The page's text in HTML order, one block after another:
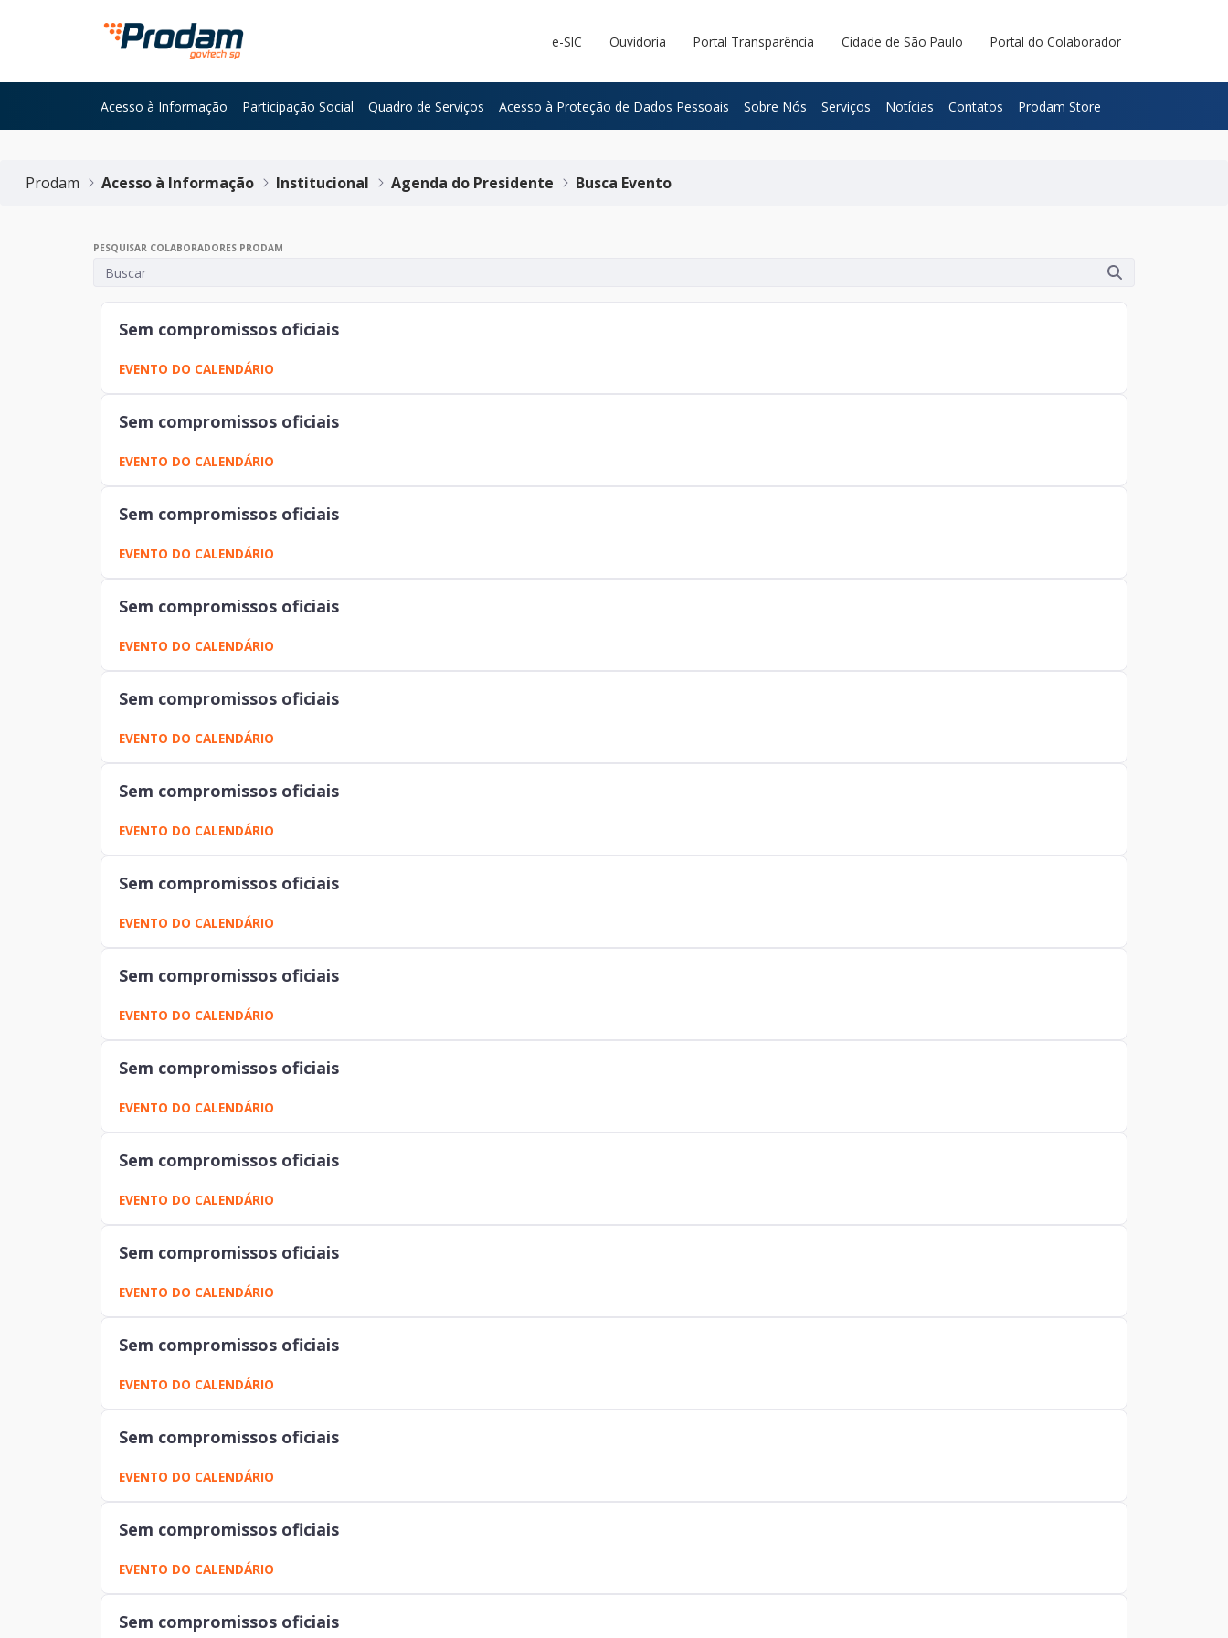
Pular para o Conteúdo principal
e-SIC Ouvidoria Portal Transparência Cidade de São Paulo Portal do Colaborador
Acesso à Informação Participação Social Quadro de Serviços Acesso à Proteção de Dados Pessoais Sobre Nós Serviços Notícias Contatos Prodam Store
Prodam Acesso à Informação Institucional Agenda do Presidente Busca Evento
PESQUISAR COLABORADORES PRODAM
Sem compromissos oficiais
EVENTO DO CALENDÁRIO
Sem compromissos oficiais
EVENTO DO CALENDÁRIO
Sem compromissos oficiais
EVENTO DO CALENDÁRIO
Sem compromissos oficiais
EVENTO DO CALENDÁRIO
Sem compromissos oficiais
EVENTO DO CALENDÁRIO
Sem compromissos oficiais
EVENTO DO CALENDÁRIO
Sem compromissos oficiais
EVENTO DO CALENDÁRIO
Sem compromissos oficiais
EVENTO DO CALENDÁRIO
Sem compromissos oficiais
EVENTO DO CALENDÁRIO
Sem compromissos oficiais
EVENTO DO CALENDÁRIO
Sem compromissos oficiais
EVENTO DO CALENDÁRIO
Sem compromissos oficiais
EVENTO DO CALENDÁRIO
Sem compromissos oficiais
EVENTO DO CALENDÁRIO
Sem compromissos oficiais
EVENTO DO CALENDÁRIO
Sem compromissos oficiais